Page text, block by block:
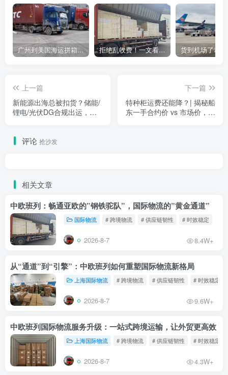
广州到美国海运拼箱多少钱？2024年最新运费构成+隐藏费用避坑指南 拒绝乱收费！一文看懂中国货代计费套路，教你避开所有隐形坑
上一篇
新能源出海总被扣货？储能/
锂电/光伏DG合规出运，我
下一篇
特种柜运费还能降？| 揭秘船
东一手合约价 vs 市场价，帮
评论 抢沙发
相关文章
中欧班列：畅通亚欧的”钢铁驼队”，国际物流的”黄金通道”
国际物流 # 跨境物流 # 供应链韧性 # 时效稳定
2026-8-7 8.4W+
从“通道”到“引擎”：中欧班列如何重塑国际物流新格局
上海国际物流 # 跨境物流 # 供应链韧性 # 时效稳定
2026-8-7 9.6W+
中欧班列国际物流服务升级：一站式跨境运输，让外贸更高效
上海国际物流 # 跨境物流 # 供应链韧性 # 时效稳定
2026-8-7 4.3W+